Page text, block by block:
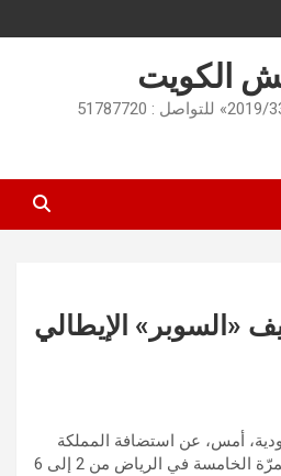
الكويت
«السوبر» الإيطالي
أمس، عن استضافة المملكة
كأس «السوبر» الإيطالي للمرّة الخامسة في الرياض من 2 إلى 6